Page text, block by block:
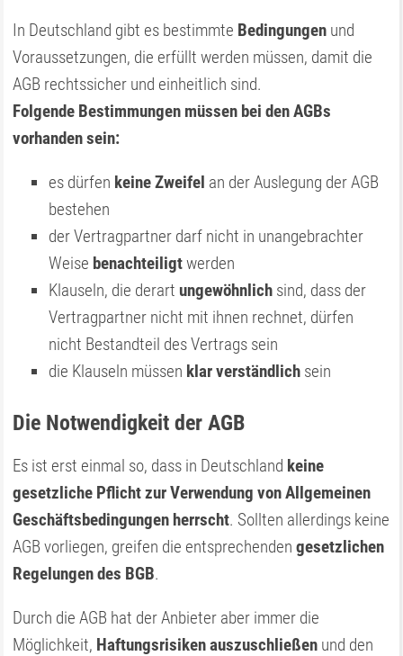
In Deutschland gibt es bestimmte Bedingungen und
Voraussetzungen, die erfüllt werden müssen, damit die
AGB rechtssicher und einheitlich sind.
Folgende Bestimmungen müssen bei den AGBs
vorhanden sein:
es dürfen keine Zweifel an der Auslegung der AGB
bestehen
der Vertragpartner darf nicht in unangebrachter
Weise benachteiligtwerden
Klauseln, die derart ungewöhnlich sind, dass der
Vertragpartner nicht mit ihnen rechnet, dürfen
nicht Bestandteil des Vertrags sein
die Klauseln müssen klar verständlich sein
Die Notwendigkeit der AGB
Es ist erst einmal so, dass in Deutschland keine
gesetzliche Pflicht zur Verwendung von Allgemeinen
Geschäftsbedingungen herrscht. Sollten allerdings keine
AGB vorliegen, greifen die entsprechendengesetzlichen
Regelungen des BGB.
Durch die AGB hat der Anbieter aber immer die
Möglichkeit, Haftungsrisiken auszuschließen und den